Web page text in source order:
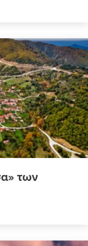
των